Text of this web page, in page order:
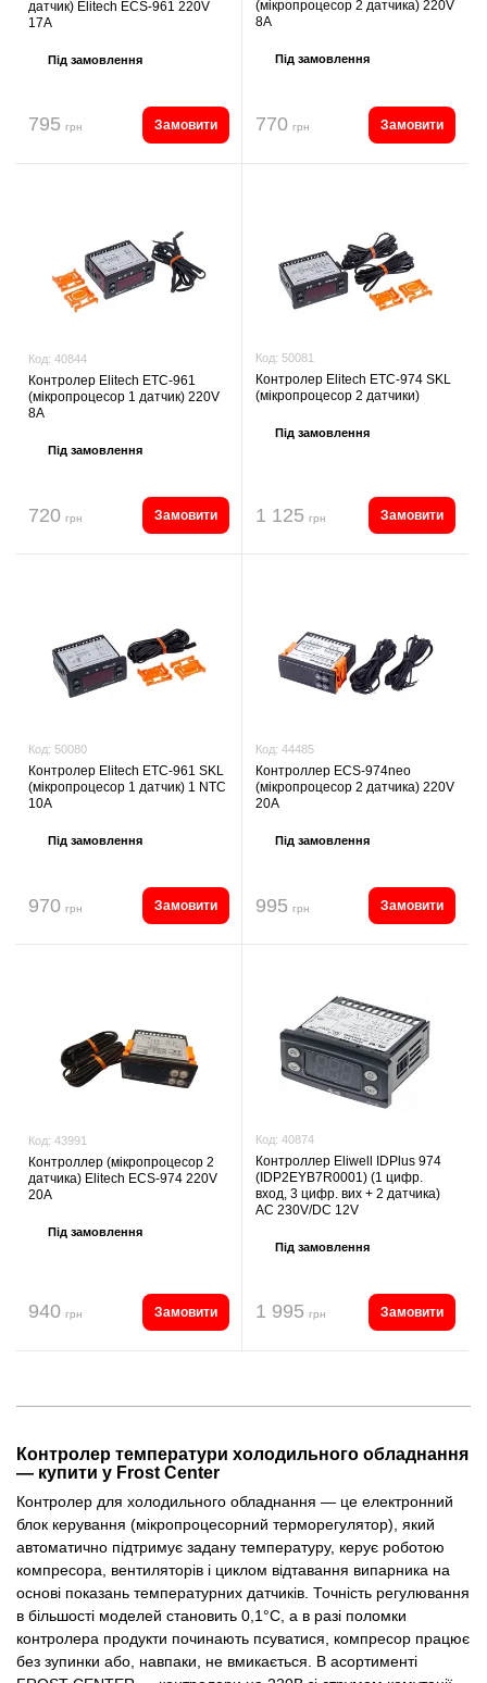
датчик) Elitech ECS-961 220V
17A
Під замовлення
795 грн Замовити
(мікропроцесор 2 датчика) 220V
8A
Під замовлення
770 грн Замовити
Код: 40844
Контролер Elitech ETC-961
(мікропроцесор 1 датчик) 220V
8A
Під замовлення
720 грн Замовити
Код: 50081
Контролер Elitech ETC-974 SKL
(мікропроцесор 2 датчики)
Під замовлення
1 125 грн Замовити
Код: 50080
Контролер Elitech ETC-961 SKL
(мікропроцесор 1 датчик) 1 NTC
10A
Під замовлення
970 грн Замовити
Код: 44485
Контроллер ECS-974neo
(мікропроцесор 2 датчика) 220V
20A
Під замовлення
995 грн Замовити
Код: 43991
Контроллер (мікропроцесор 2
датчика) Elitech ECS-974 220V
20A
Під замовлення
940 грн Замовити
Код: 40874
Контроллер Eliwell IDPlus 974
(IDP2EYB7R0001) (1 цифр.
вход, 3 цифр. вих + 2 датчика)
AC 230V/DC 12V
Під замовлення
1 995 грн Замовити
Контролер температури холодильного обладнання
— купити у Frost Center
Контролер для холодильного обладнання — це електронний
блок керування (мікропроцесорний терморегулятор), який
автоматично підтримує задану температуру, керує роботою
компресора, вентиляторів і циклом відтавання випарника на
основі показань температурних датчиків. Точність регулювання
в більшості моделей становить 0,1°C, а в разі поломки
контролера продукти починають псуватися, компресор працює
без зупинки або, навпаки, не вмикається. В асортименті